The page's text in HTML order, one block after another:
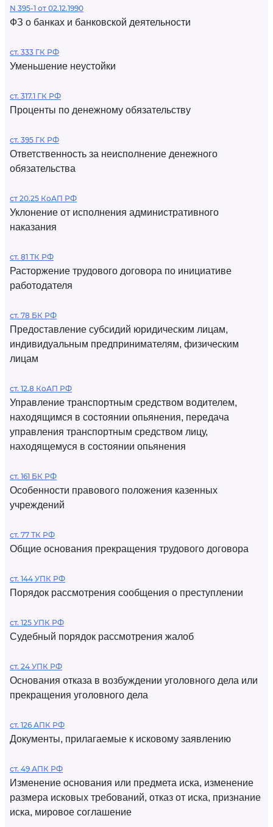
N 395-1 от 02.12.1990
ФЗ о банках и банковской деятельности
ст. 333 ГК РФ
Уменьшение неустойки
ст. 317.1 ГК РФ
Проценты по денежному обязательству
ст. 395 ГК РФ
Ответственность за неисполнение денежного
обязательства
ст 20.25 КоАП РФ
Уклонение от исполнения административного
наказания
ст. 81 ТК РФ
Расторжение трудового договора по инициативе
работодателя
ст. 78 БК РФ
Предоставление субсидий юридическим лицам,
индивидуальным предпринимателям, физическим
лицам
ст. 12.8 КоАП РФ
Управление транспортным средством водителем,
находящимся в состоянии опьянения, передача
управления транспортным средством лицу,
находящемуся в состоянии опьянения
ст. 161 БК РФ
Особенности правового положения казенных
учреждений
ст. 77 ТК РФ
Общие основания прекращения трудового договора
ст. 144 УПК РФ
Порядок рассмотрения сообщения о преступлении
ст. 125 УПК РФ
Судебный порядок рассмотрения жалоб
ст. 24 УПК РФ
Основания отказа в возбуждении уголовного дела или
прекращения уголовного дела
ст. 126 АПК РФ
Документы, прилагаемые к исковому заявлению
ст. 49 АПК РФ
Изменение основания или предмета иска, изменение
размера исковых требований, отказ от иска, признание
иска, мировое соглашение